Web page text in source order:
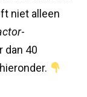
niet alleen
-
dan 40